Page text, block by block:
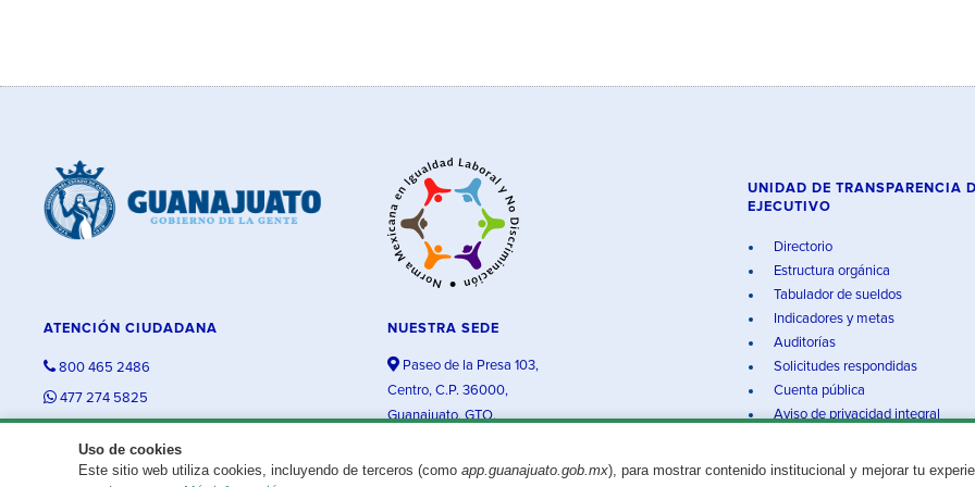
Uso de cookies
Este sitio web utiliza cookies, incluyendo de terceros (como app.guanajuato.gob.mx), para mostrar contenido institucional y mejorar tu
ATENCIÓN CIUDADANA
800 465 2486
477 274 5825
NUESTRA SEDE
Paseo de la Presa 103,
Centro, C.P. 36000,
Guanajuato, GTO.
UNIDAD DE TRANSPARENCIA
EJECUTIVO
Directorio
Estructura orgánica
Tabulador de sueldos
Indicadores y metas
Auditorías
Solicitudes respondidas
Cuenta pública
Aviso de privacidad integral
¿Existe algún problema con esta página?Repórtalo aquí. Aviso legal© 2025 Gobierno del Estado de Guanajuato